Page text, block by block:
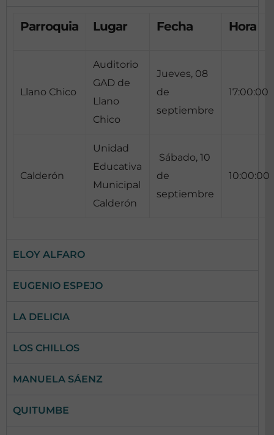
Parroquia Lugar Fecha Hora
Llano Chico
Auditorio
GAD de
Llano
Chico
Jueves, 08
de
septiembre
17:00:00
Calderón
Unidad
Educativa
Municipal
Calderón
Sábado, 10
de
septiembre
10:00:00
ELOY ALFARO
EUGENIO ESPEJO
LA DELICIA
LOS CHILLOS
MANUELA SÁENZ
QUITUMBE